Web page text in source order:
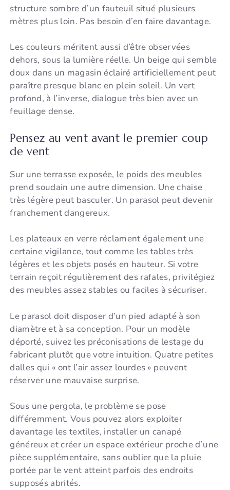
structure sombre d’un fauteuil situé plusieurs
mètres plus loin. Pas besoin d’en faire davantage.
Les couleurs méritent aussi d’être observées
dehors, sous la lumière réelle. Un beige qui semble
doux dans un magasin éclairé artificiellement peut
paraître presque blanc en plein soleil. Un vert
profond, à l’inverse, dialogue très bien avec un
feuillage dense.
Pensez au vent avant le premier coup
de vent
Sur une terrasse exposée, le poids des meubles
prend soudain une autre dimension. Une chaise
très légère peut basculer. Un parasol peut devenir
franchement dangereux.
Les plateaux en verre réclament également une
certaine vigilance, tout comme les tables très
légères et les objets posés en hauteur. Si votre
terrain reçoit régulièrement des rafales, privilégiez
des meubles assez stables ou faciles à sécuriser.
Le parasol doit disposer d’un pied adapté à son
diamètre et à sa conception. Pour un modèle
déporté, suivez les préconisations de lestage du
fabricant plutôt que votre intuition. Quatre petites
dalles qui « ont l’air assez lourdes » peuvent
réserver une mauvaise surprise.
Sous une pergola, le problème se pose
différemment. Vous pouvez alors exploiter
davantage les textiles, installer un canapé
généreux et créer un espace extérieur proche d’une
pièce supplémentaire, sans oublier que la pluie
portée par le vent atteint parfois des endroits
supposés abrités.